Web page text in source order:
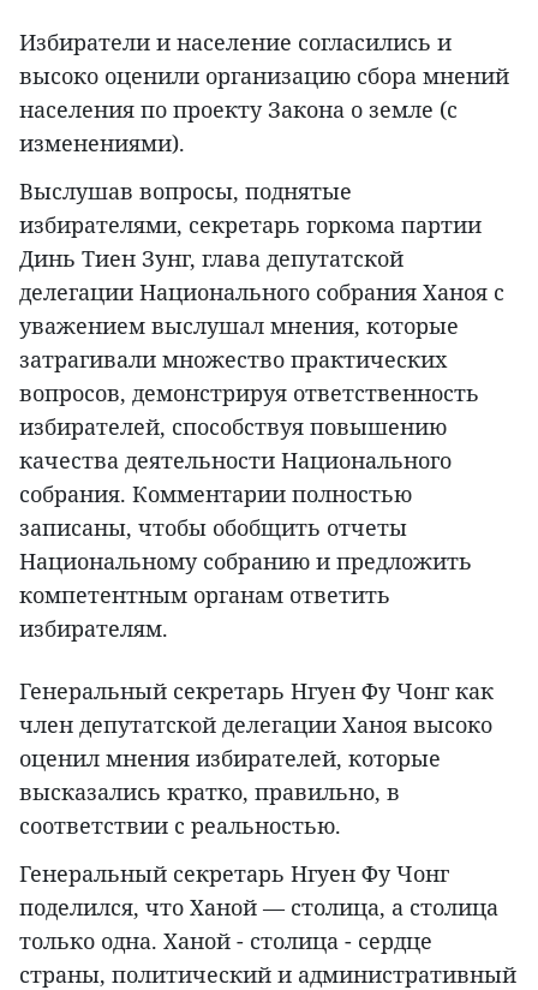
Избиратели и население согласились и
высоко оценили организацию сбора мнений
населения по проекту Закона о земле (с
изменениями).
Выслушав вопросы, поднятые
избирателями, секретарь горкома партии
Динь Тиен Зунг, глава депутатской
делегации Национального собрания Ханоя с
уважением выслушал мнения, которые
затрагивали множество практических
вопросов, демонстрируя ответственность
избирателей, способствуя повышению
качества деятельности Национального
собрания. Комментарии полностью
записаны, чтобы обобщить отчеты
Национальному собранию и предложить
компетентным органам ответить
избирателям.
Генеральный секретарь Нгуен Фу Чонг как
член депутатской делегации Ханоя высоко
оценил мнения избирателей, которые
высказались кратко, правильно, в
соответствии с реальностью.
Генеральный секретарь Нгуен Фу Чонг
поделился, что Ханой — столица, а столица
только одна. Ханой - столица - сердце
страны, политический и административный